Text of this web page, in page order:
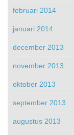
februari 2014
januari 2014
december 2013
november 2013
oktober 2013
september 2013
augustus 2013